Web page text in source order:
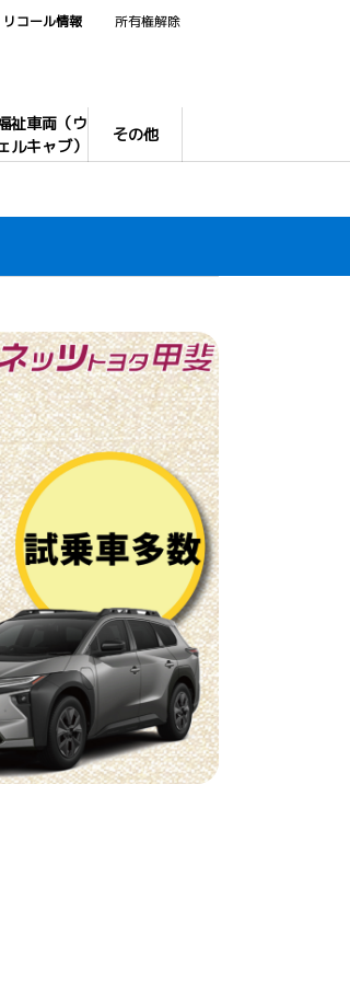
祉車両（ウ
ェルキャブ）
その他
リコール情報 所有権解除